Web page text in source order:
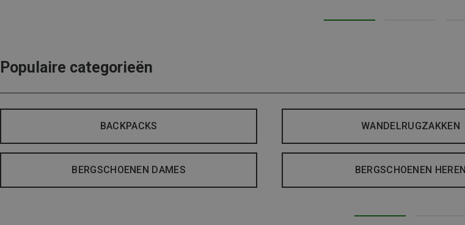
Populaire categorieën
BACKPACKS WANDELRUGZAKKEN
BERGSCHOENEN DAMES BERGSCHOENEN HEREN